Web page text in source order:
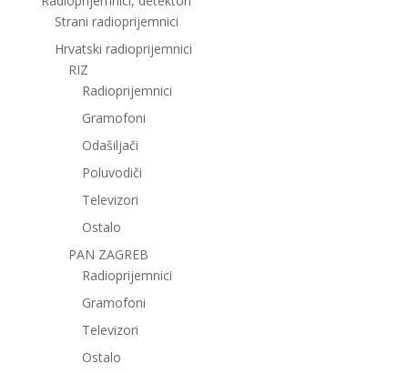
Strani radioprijemnici
Hrvatski radioprijemnici
RIZ
Radioprijemnici
Gramofoni
Odašiljači
Poluvodiči
Televizori
Ostalo
PAN ZAGREB
Radioprijemnici
Gramofoni
Televizori
Ostalo